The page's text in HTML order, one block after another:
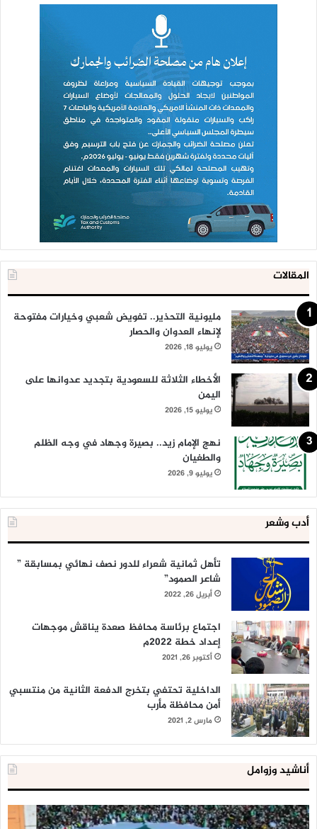
المقالات
مليونية التحذير.. تفويض شعبي وخيارات مفتوحة
لإنهاء العدوان والحصار
يوليو 18, 2026
الأخطاء الثلاثة للسعودية بتجديد عدوانها على
اليمن
يوليو 15, 2026
نهج الإمام زيد.. بصيرة وجهاد في وجه الظلم
والطغيان
يوليو 9, 2026
أدب وشعر
تأهل ثمانية شعراء للدور نصف نهائي بمسابقة ”
شاعر الصمود”
أبريل 26, 2022
اجتماع برئاسة محافظ صعدة يناقش موجهات
إعداد خطة 2022م
أكتوبر 26, 2021
الداخلية تحتفي بتخرج الدفعة الثانية من منتسبي
أمن محافظة مأرب
مارس 2, 2021
أناشيد وزوامل
العدو
الإسرائيلي